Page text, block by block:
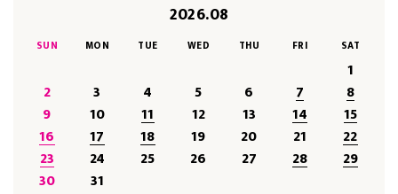
2026.08
SUN MON TUE WED THU FRI SAT
1
2
3 4 5 6 7
8
9
10 11 12 13 14
15
16
17 18 19 20 21
22
23
24 25 26 27 28
29
30
31